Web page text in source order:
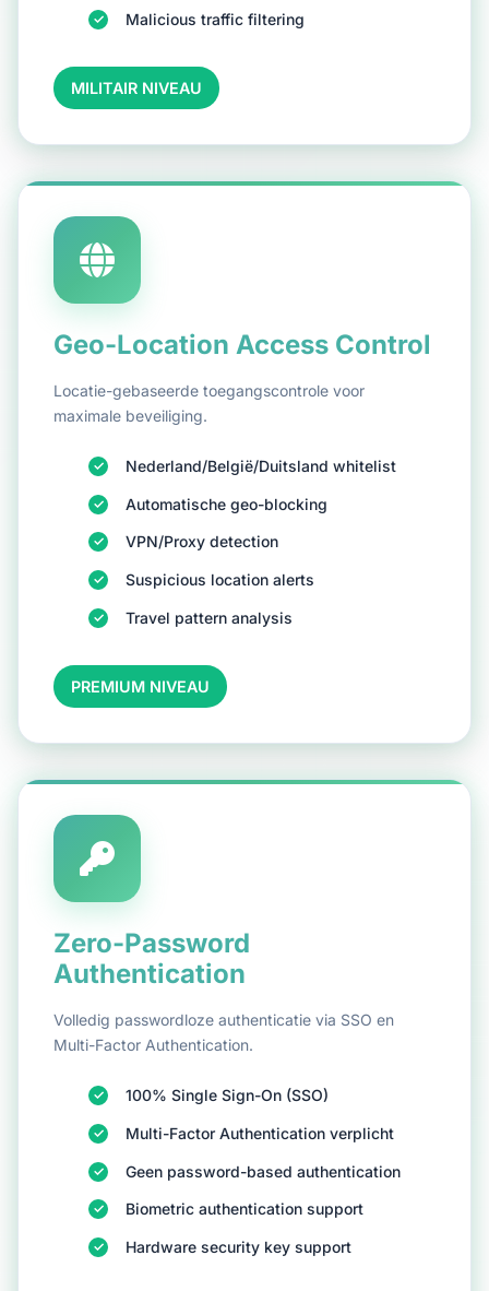
Malicious traffic filtering
MILITAIR NIVEAU
Geo-Location Access Control
Locatie-gebaseerde toegangscontrole voor
maximale beveiliging.
Nederland/België/Duitsland whitelist
Automatische geo-blocking
VPN/Proxy detection
Suspicious location alerts
Travel pattern analysis
PREMIUM NIVEAU
Zero-Password
Authentication
Volledig passwordloze authenticatie via SSO en
Multi-Factor Authentication.
100% Single Sign-On (SSO)
Multi-Factor Authentication verplicht
Geen password-based authentication
Biometric authentication support
Hardware security key support